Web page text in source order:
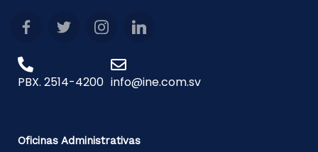
PBX. 2514-4200 info@ine.com.sv
Oficinas Administrativas